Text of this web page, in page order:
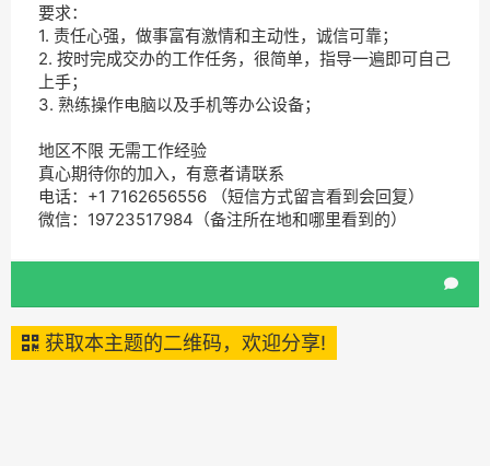
要求：
1. 责任心强，做事富有激情和主动性，诚信可靠；
2. 按时完成交办的工作任务，很简单，指导一遍即可自己
上手；
3. 熟练操作电脑以及手机等办公设备；
地区不限 无需工作经验
真心期待你的加入，有意者请联系
电话：+1 7162656556 （短信方式留言看到会回复）
微信：19723517984（备注所在地和哪里看到的）
获取本主题的二维码，欢迎分享!